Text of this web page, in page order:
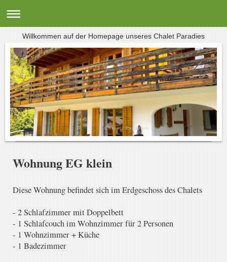
Willkommen auf der Homepage unseres Chalet Paradies
C h a l e t P a r a d i e s
Wohnung EG klein
Diese Wohnung befindet sich im Erdgeschoss des Chalets
- 2 Schlafzimmer mit Doppelbett
- 1 Schlafcouch im Wohnzimmer für 2 Personen
- 1 Wohnzimmer + Küche
- 1 Badezimmer